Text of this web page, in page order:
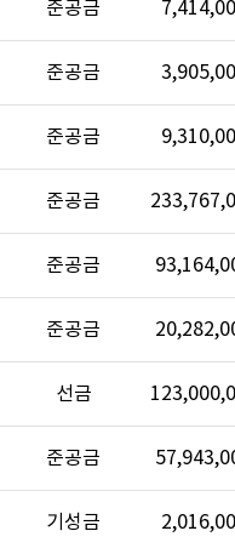
준공금
준공금
준공금
준공금
준공금
준공금
선금
준공금
기성금